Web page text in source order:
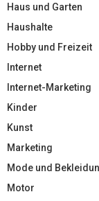
Haus und Garten
Haushalte
Hobby und Freizeit
Internet
Internet-Marketing
Kinder
Kunst
Marketing
Mode und
Motor